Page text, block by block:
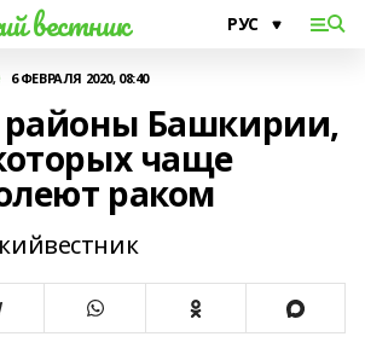
вестник
6 ФЕВРАЛЯ 2020, 08:40
Башкирии,
чаще
раком